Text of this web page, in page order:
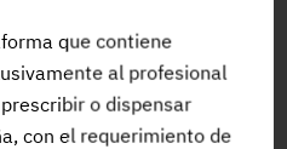
que contiene
al profesional
o dispensar
con el requerimiento de
para la OP: Qué